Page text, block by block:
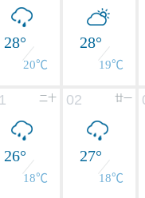
28°
20℃
28°
19℃
二十
26°
18℃
廿一
02
27°
18℃